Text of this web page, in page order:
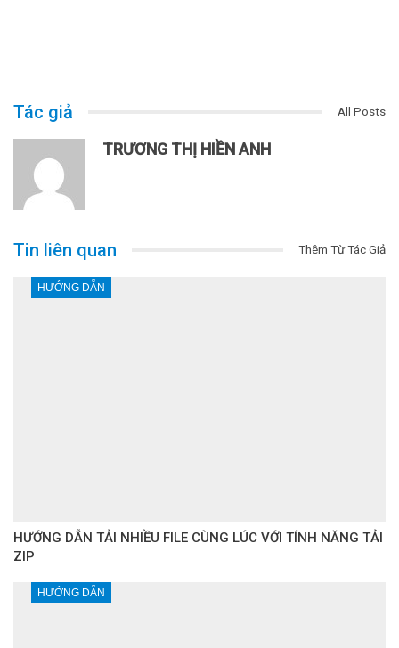
Tác giả All Posts
TRƯƠNG THỊ HIỀN ANH
Tin liên quan Thêm Từ Tác Giả
HƯỚNG DẪN
HƯỚNG DẪN TẢI NHIỀU FILE CÙNG LÚC VỚI TÍNH NĂNG TẢI
ZIP
HƯỚNG DẪN